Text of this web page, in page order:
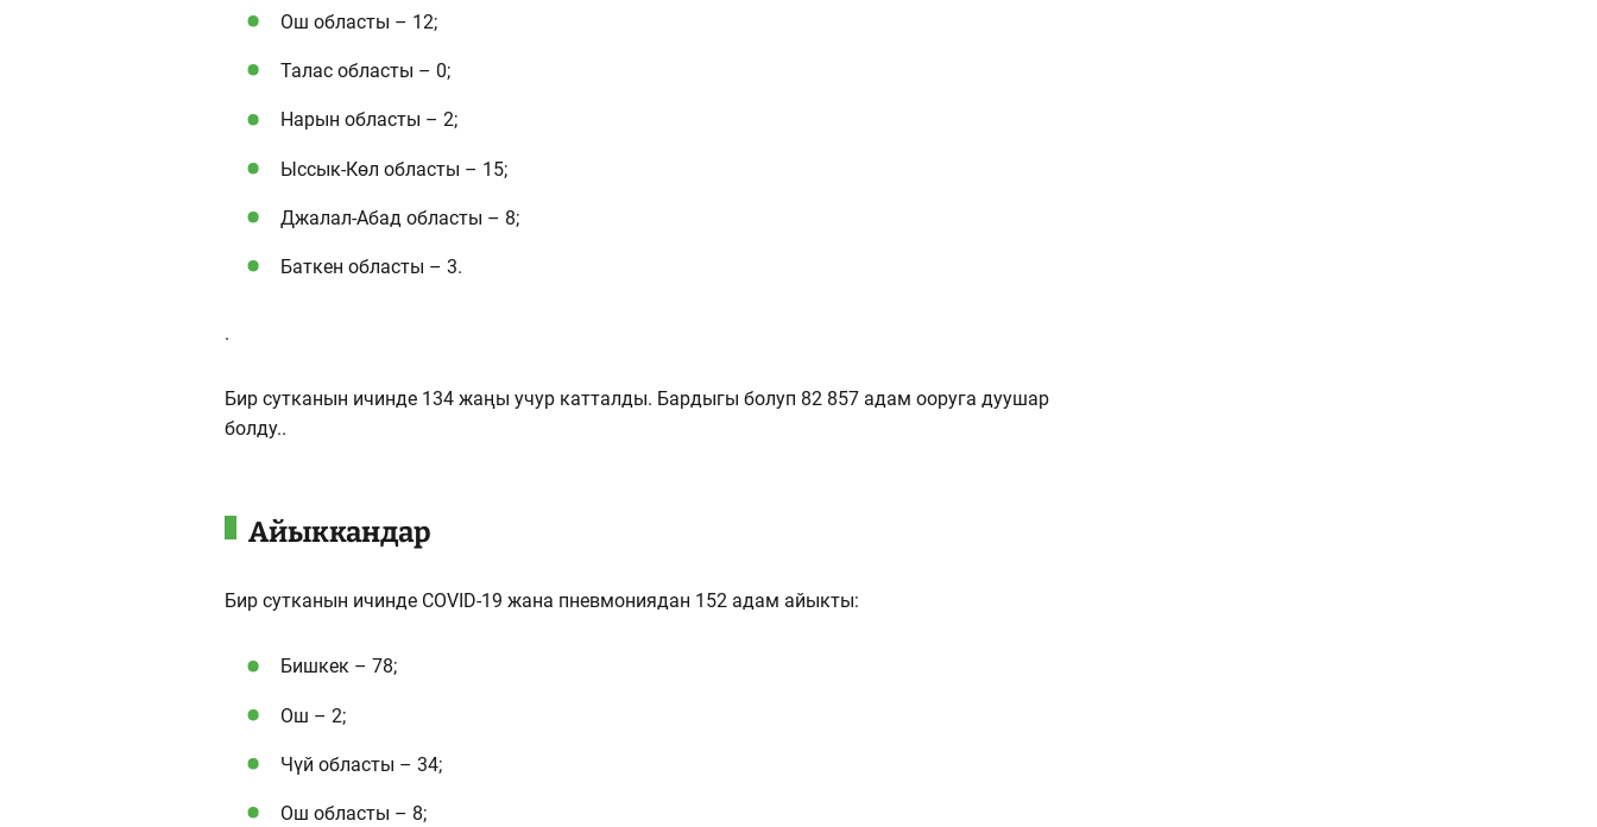
Ош областы – 12;
Талас областы – 0;
Нарын областы – 2;
Ыссык-Көл областы – 15;
Джалал-Абад областы – 8;
Баткен областы – 3.
.
Бир сутканын ичинде 134 жаңы учур катталды. Бардыгы болуп 82 857 адам ооруга дуушар
болду..
Айыккандар
Бир сутканын ичинде COVID-19 жана пневмониядан 152 адам айыкты:
Бишкек – 78;
Ош – 2;
Чүй областы – 34;
Ош областы – 8;